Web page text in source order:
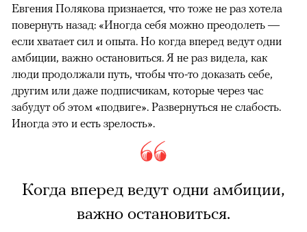
Евгения Полякова признается, что тоже не раз хотела
повернуть назад: «Иногда себя можно преодолеть —
если хватает сил и опыта. Но когда вперед ведут одни
амбиции, важно остановиться. Я не раз видела, как
люди продолжали путь, чтобы что-то доказать себе,
другим или даже подписчикам, которые через час
забудут об этом «подвиге». Развернуться не слабость.
Иногда это и есть зрелость».
Когда вперед ведут одни амбиции,
важно остановиться.